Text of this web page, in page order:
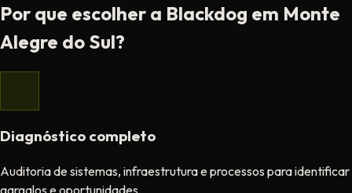
Por que escolher a Blackdog em Monte
Alegre do Sul?
Diagnóstico completo
Auditoria de sistemas, infraestrutura e processos para identificar